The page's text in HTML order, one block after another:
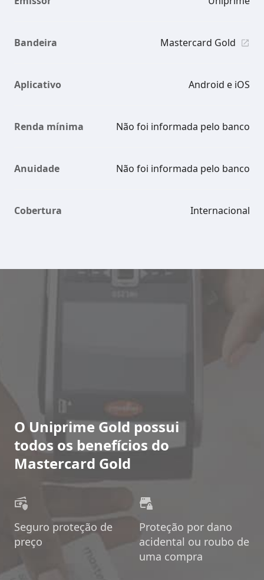
Bandeira Mastercard Gold
Aplicativo Android e iOS
Renda mínima Não foi informada pelo banco
Anuidade Não foi informada pelo banco
Cobertura Internacional
O Uniprime Gold possui
todos os benefícios do
Mastercard Gold
Seguro proteção de
preço
Proteção por dano
acidental ou roubo de
uma compra